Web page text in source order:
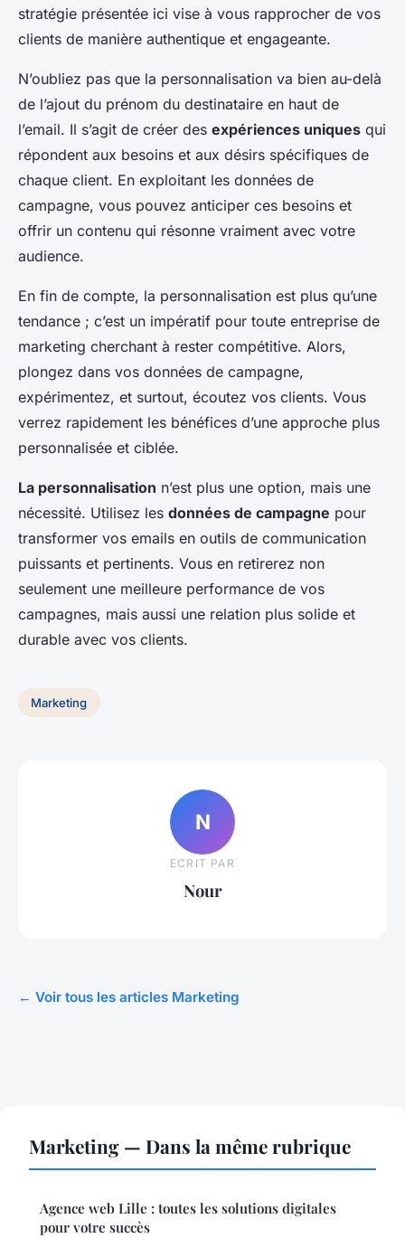
stratégie présentée ici vise à vous rapprocher de vos
clients de manière authentique et engageante.
N’oubliez pas que la personnalisation va bien au-delà
de l’ajout du prénom du destinataire en haut de
l’email. Il s’agit de créer des expériences uniques qui
répondent aux besoins et aux désirs spécifiques de
chaque client. En exploitant les données de
campagne, vous pouvez anticiper ces besoins et
offrir un contenu qui résonne vraiment avec votre
audience.
En fin de compte, la personnalisation est plus qu’une
tendance ; c’est un impératif pour toute entreprise de
marketing cherchant à rester compétitive. Alors,
plongez dans vos données de campagne,
expérimentez, et surtout, écoutez vos clients. Vous
verrez rapidement les bénéfices d’une approche plus
personnalisée et ciblée.
La personnalisation n’est plus une option, mais une
nécessité. Utilisez les données de campagne pour
transformer vos emails en outils de communication
puissants et pertinents. Vous en retirerez non
seulement une meilleure performance de vos
campagnes, mais aussi une relation plus solide et
durable avec vos clients.
Marketing
N
ECRIT PAR
Nour
← Voir tous les articles Marketing
Marketing — Dans la même rubrique
Agence web Lille : toutes les solutions digitales
pour votre succès